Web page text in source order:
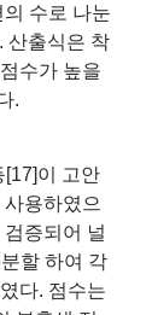
수로 나눈
산출식은 착
수가 높을
.
[17]이 고안
용하였으
증되어 널
할 하여 각
다. 점수는